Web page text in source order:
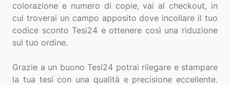
colorazione e numero di copie, vai al checkout, in
cui troverai un campo apposito dove incollare il tuo
codice sconto Tesi24 e ottenere così una riduzione
sul tuo ordine.
Grazie a un buono Tesi24 potrai rilegare e stampare
la tua tesi con una qualità e precisione eccellente.